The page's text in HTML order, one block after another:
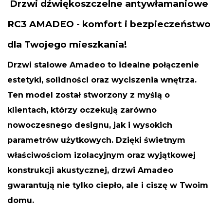
Drzwi dźwiękoszczelne antywłamaniowe
RC3 AMADEO - komfort i bezpieczeństwo
dla Twojego mieszkania!
Drzwi stalowe Amadeo to idealne połączenie
estetyki, solidności oraz wyciszenia wnętrza.
Ten model został stworzony z myślą o
klientach, którzy oczekują zarówno
nowoczesnego designu, jak i wysokich
parametrów użytkowych. Dzięki świetnym
właściwościom izolacyjnym oraz wyjątkowej
konstrukcji akustycznej, drzwi Amadeo
gwarantują nie tylko ciepło, ale i ciszę w Twoim
domu.